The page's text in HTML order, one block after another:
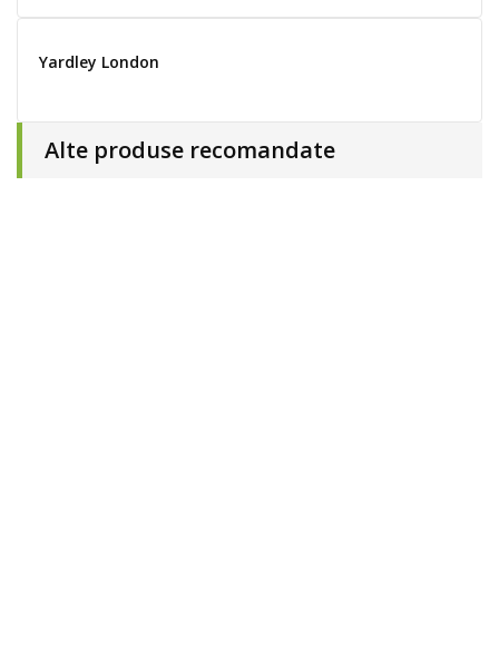
Yardley London
Alte produse recomandate